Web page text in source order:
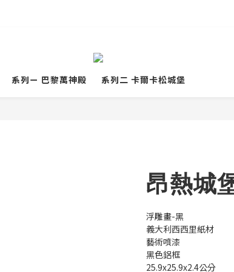
系列ㄧ 巴黎萬神殿 系列二 卡爾卡松城堡
昂熱城
浮雕畫-黑
義大利西西里紙材
藝術噴漆
黑色鋁框
25.9x25.9x2.4公分